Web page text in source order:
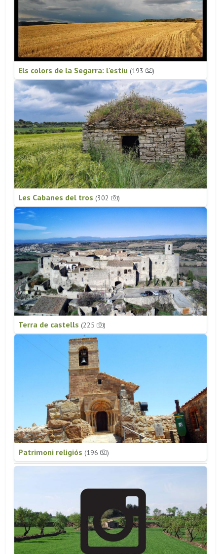
Els colors de la Segarra: l'estiu (193 )
Les Cabanes del tros (302 )
Terra de castells (225 )
Patrimoni religiós (196 )